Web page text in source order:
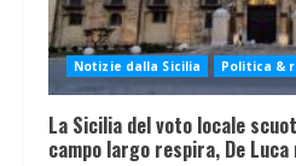
Notizie dalla Sicilia Politica &
La Sicilia del voto locale
campo largo respira, De